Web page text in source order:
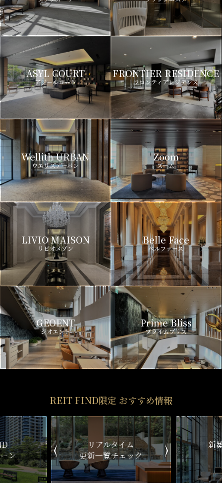
ASYL COURT
アジールコート
FRONTIER RESIDENCE
フロンティアレジデンス
Wellith URBAN
ウエリスアーバン
Zoom
ズーム
LIVIO MAISON
リビオメゾン
Belle Face
ベルファース
GEOENT
ジオエント
Prime Bliss
プライムブリス
REIT FIND限定 おすすめ情報
イム
ェック
新築マンション
一覧